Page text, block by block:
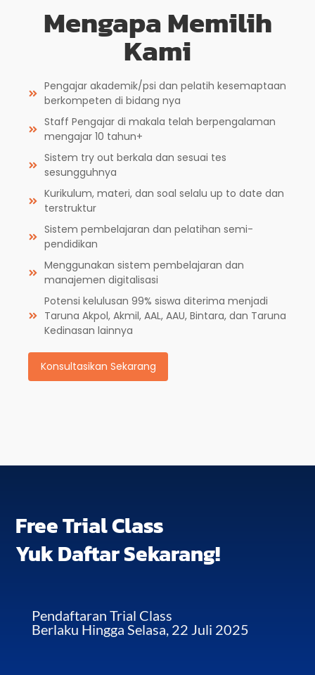
Mengapa Memilih
Kami
Pengajar akademik/psi dan pelatih kesemaptaan
berkompeten di bidang nya
Staff Pengajar di makala telah berpengalaman
mengajar 10 tahun+
Sistem try out berkala dan sesuai tes
sesungguhnya
Kurikulum, materi, dan soal selalu up to date dan
terstruktur
Sistem pembelajaran dan pelatihan semi-
pendidikan
Menggunakan sistem pembelajaran dan
manajemen digitalisasi
Potensi kelulusan 99% siswa diterima menjadi
Taruna Akpol, Akmil, AAL, AAU, Bintara, dan Taruna
Kedinasan lainnya
Konsultasikan Sekarang
Free Trial Class
Yuk Daftar Sekarang!
Pendaftaran Trial Class
Berlaku Hingga Selasa, 22 Juli 2025